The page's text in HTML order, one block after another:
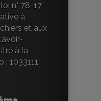
n° 78-17
à
et aux
à la
1033111.